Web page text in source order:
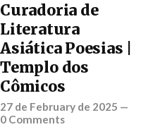
Curadoria de
Literatura
Asiática Poesias |
Templo dos
Cômicos
27 de February de 2025 —
0 Comments